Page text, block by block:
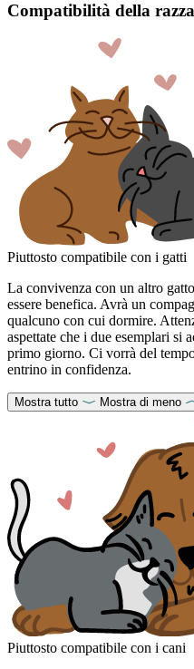
Compatibilità della
Piuttosto compatibile con i gatti
La convivenza con un altro
essere benefica. Avrà un
qualcuno con cui dormire.
aspettate che i due esemplari si
primo giorno. Ci vorrà del
entrino in confidenza.
Mostra tutto Mostra di meno
Piuttosto compatibile con i cani